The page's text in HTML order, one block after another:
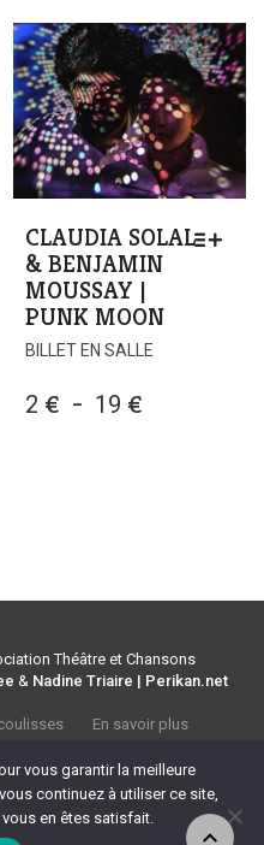
LES
OPTIONS
PEUVENT
ÊTRE
CHOISIES
SUR
LA
PAGE
DU
PRODUIT
PRIX :
2 €
À
19 €
CLAUDIA SOLAL
& BENJAMIN
MOUSSAY |
PUNK MOON
BILLET EN SALLE
2 € – 19 €
Théâtre et Chansons
& Nadine Triaire | Perikan.net
En savoir plus
vous garantir la meilleure
continuez à utiliser ce site,
en êtes satisfait.